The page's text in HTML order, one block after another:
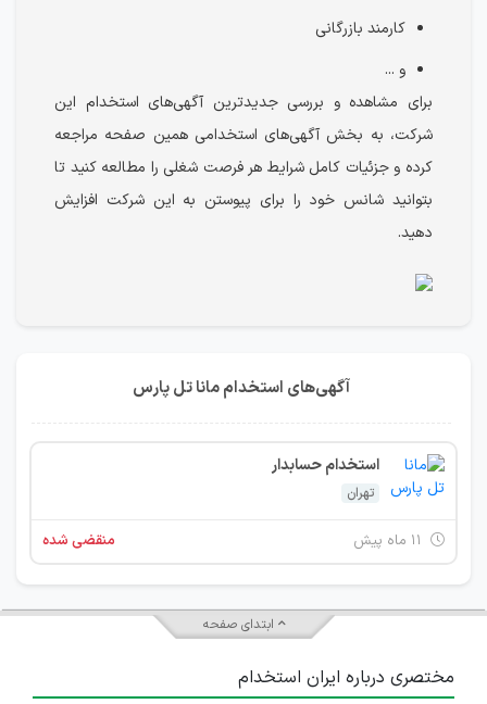
کارمند بازرگانی
و ...
برای مشاهده و بررسی جدیدترین آگهی‌های استخدام این
شرکت، به بخش آگهی‌های استخدامی همین صفحه مراجعه
کرده و جزئیات کامل شرایط هر فرصت شغلی را مطالعه کنید تا
بتوانید شانس خود را برای پیوستن به این شرکت افزایش
دهید.
آگهی‌های استخدام مانا تل پارس
استخدام حسابدار
تهران
منقضی شده
ابتدای صفحه
مختصری درباره ایران استخدام